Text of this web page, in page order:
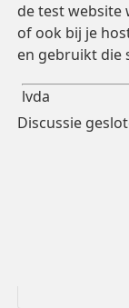
de test website
of ook bij je
en gebruikt die
lvda
Discussie